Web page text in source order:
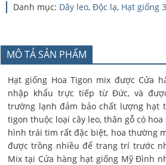
Danh mục: Dây leo, Độc lạ, Hạt giống
MÔ TẢ SẢN PHẨM
Hạt giống Hoa Tigon mix được Cửa
nhập khẩu trực tiếp từ Đức, và
trường lạnh đảm bảo chất lượng hạt
tigon thuộc loại cây leo, thân gỗ có
hình trái tim rất đặc biệt, hoa thường
được trồng nhiều để trang trí trước
Mix tại Cửa hàng hạt giống Mỹ Đình